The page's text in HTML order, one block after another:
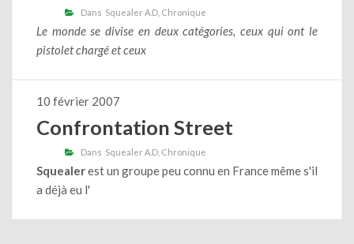
Dans Squealer A.D Chronique
Le monde se divise en deux catégories, ceux qui ont le
pistolet chargé et ceux
10 février 2007
Confrontation Street
Dans Squealer A.D Chronique
Squealerest un groupe peu connu en France même s'il
a déjà eu l'